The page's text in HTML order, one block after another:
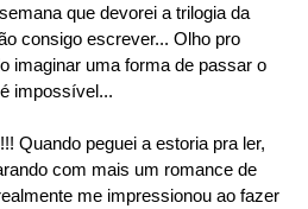
que devorei a trilogia da
consigo escrever... Olho pro
imaginar uma forma de passar o
impossível...
Quando peguei a estoria pra ler,
com mais um romance de
me impressionou ao fazer